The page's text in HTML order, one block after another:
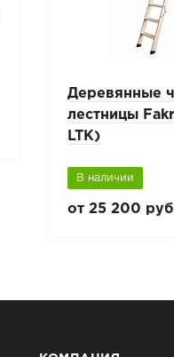
Деревянные
лестницы
LTK)
В наличии
от 25 200